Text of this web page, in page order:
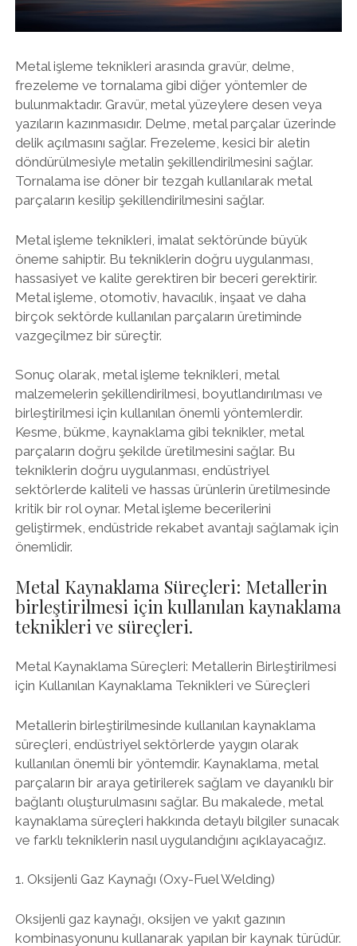
Metal işleme teknikleri arasında gravür, delme,
frezeleme ve tornalama gibi diğer yöntemler de
bulunmaktadır. Gravür, metal yüzeylere desen veya
yazıların kazınmasıdır. Delme, metal parçalar üzerinde
delik açılmasını sağlar. Frezeleme, kesici bir aletin
döndürülmesiyle metalin şekillendirilmesini sağlar.
Tornalama ise döner bir tezgah kullanılarak metal
parçaların kesilip şekillendirilmesini sağlar.
Metal işleme teknikleri, imalat sektöründe büyük
öneme sahiptir. Bu tekniklerin doğru uygulanması,
hassasiyet ve kalite gerektiren bir beceri gerektirir.
Metal işleme, otomotiv, havacılık, inşaat ve daha
birçok sektörde kullanılan parçaların üretiminde
vazgeçilmez bir süreçtir.
Sonuç olarak, metal işleme teknikleri, metal
malzemelerin şekillendirilmesi, boyutlandırılması ve
birleştirilmesi için kullanılan önemli yöntemlerdir.
Kesme, bükme, kaynaklama gibi teknikler, metal
parçaların doğru şekilde üretilmesini sağlar. Bu
tekniklerin doğru uygulanması, endüstriyel
sektörlerde kaliteli ve hassas ürünlerin üretilmesinde
kritik bir rol oynar. Metal işleme becerilerini
geliştirmek, endüstride rekabet avantajı sağlamak için
önemlidir.
Metal Kaynaklama Süreçleri: Metallerin
birleştirilmesi için kullanılan kaynaklama
teknikleri ve süreçleri.
Metal Kaynaklama Süreçleri: Metallerin Birleştirilmesi
için Kullanılan Kaynaklama Teknikleri ve Süreçleri
Metallerin birleştirilmesinde kullanılan kaynaklama
süreçleri, endüstriyel sektörlerde yaygın olarak
kullanılan önemli bir yöntemdir. Kaynaklama, metal
parçaların bir araya getirilerek sağlam ve dayanıklı bir
bağlantı oluşturulmasını sağlar. Bu makalede, metal
kaynaklama süreçleri hakkında detaylı bilgiler sunacak
ve farklı tekniklerin nasıl uygulandığını açıklayacağız.
1. Oksijenli Gaz Kaynağı (Oxy-Fuel Welding)
Oksijenli gaz kaynağı, oksijen ve yakıt gazının
kombinasyonunu kullanarak yapılan bir kaynak türüdür.